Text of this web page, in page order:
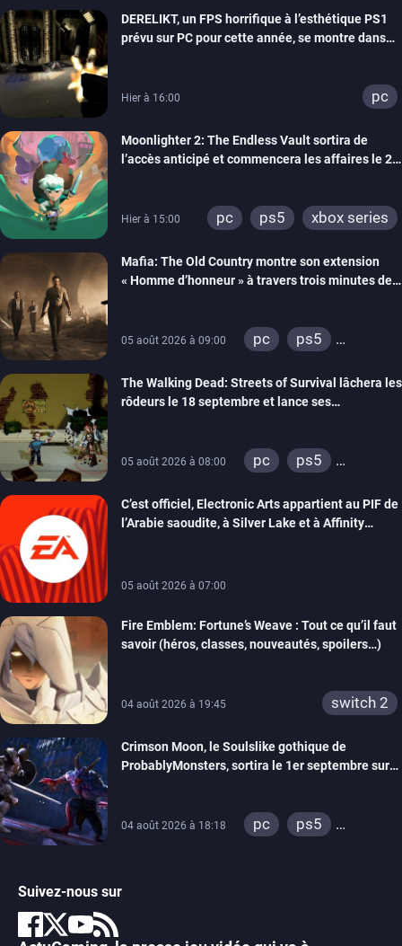
DERELIKT, un FPS horrifique à l’esthétique PS1
prévu sur PC pour cette année, se montre dans
Hier à 16:00 pc
Moonlighter 2: The Endless Vault sortira de
l’accès anticipé et commencera les affaires le 2
Hier à 15:00 pc ps5 xbox series
Mafia: The Old Country montre son extension
« Homme d’honneur » à travers trois minutes de
05 août 2026 à 09:00 pc
ps5
The Walking Dead: Streets of Survival lâchera les
rôdeurs le 18 septembre et lance ses
05 août 2026 à 08:00 pc
ps5
switch
switch 2
C’est officiel, Electronic Arts appartient au PIF de
l’Arabie saoudite, à Silver Lake et à Affinity
05 août 2026 à 07:00
Fire Emblem: Fortune’s Weave : Tout ce qu’il faut
savoir (héros, classes, nouveautés, spoilers…)
04 août 2026 à 19:45 switch 2
Crimson Moon, le Soulslike gothique de
ProbablyMonsters, sortira le 1er septembre sur
04 août 2026 à 18:18 pc
ps5
Suivez-nous sur